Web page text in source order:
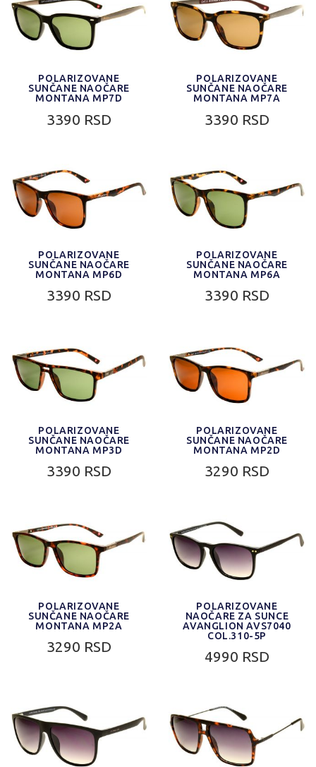
POLARIZOVANE
SUNČANE NAOČARE
MONTANA MP7D
3390 RSD
POLARIZOVANE
SUNČANE NAOČARE
MONTANA MP7A
3390 RSD
POLARIZOVANE
SUNČANE NAOČARE
MONTANA MP6D
3390 RSD
POLARIZOVANE
SUNČANE NAOČARE
MONTANA MP6A
3390 RSD
POLARIZOVANE
SUNČANE NAOČARE
MONTANA MP3D
3390 RSD
POLARIZOVANE
SUNČANE NAOČARE
MONTANA MP2D
3290 RSD
POLARIZOVANE
SUNČANE NAOČARE
MONTANA MP2A
3290 RSD
POLARIZOVANE
NAOČARE ZA SUNCE
AVANGLION AVS7040
COL.310-5P
4990 RSD